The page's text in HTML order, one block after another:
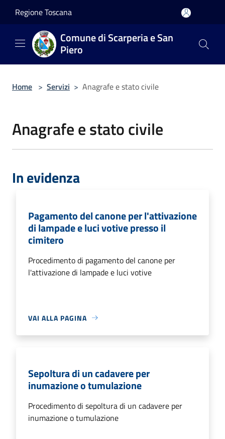
Regione Toscana
Comune di Scarperia e San
Piero
Home > Servizi > Anagrafe e stato civile
Anagrafe e stato civile
In evidenza
Pagamento del canone per l'attivazione
di lampade e luci votive presso il
cimitero
Procedimento di pagamento del canone per
l'attivazione di lampade e luci votive
VAI ALLA PAGINA
Sepoltura di un cadavere per
inumazione o tumulazione
Procedimento di sepoltura di un cadavere per
inumazione o tumulazione